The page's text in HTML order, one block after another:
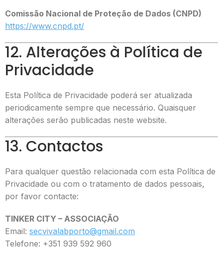
Comissão Nacional de Proteção de Dados (CNPD)
https://www.cnpd.pt/
12. Alterações à Política de
Privacidade
Esta Política de Privacidade poderá ser atualizada
periodicamente sempre que necessário. Quaisquer
alterações serão publicadas neste website.
13. Contactos
Para qualquer questão relacionada com esta Política de
Privacidade ou com o tratamento de dados pessoais,
por favor contacte:
TINKER CITY – ASSOCIAÇÃO
Email: secvivalabporto@gmail.com
Telefone: +351 939 592 960